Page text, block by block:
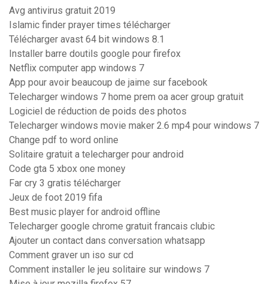
Avg antivirus gratuit 2019
Islamic finder prayer times télécharger
Télécharger avast 64 bit windows 8.1
Installer barre doutils google pour firefox
Netflix computer app windows 7
App pour avoir beaucoup de jaime sur facebook
Telecharger windows 7 home prem oa acer group gratuit
Logiciel de réduction de poids des photos
Telecharger windows movie maker 2.6 mp4 pour windows 7
Change pdf to word online
Solitaire gratuit a telecharger pour android
Code gta 5 xbox one money
Far cry 3 gratis télécharger
Jeux de foot 2019 fifa
Best music player for android offline
Telecharger google chrome gratuit francais clubic
Ajouter un contact dans conversation whatsapp
Comment graver un iso sur cd
Comment installer le jeu solitaire sur windows 7